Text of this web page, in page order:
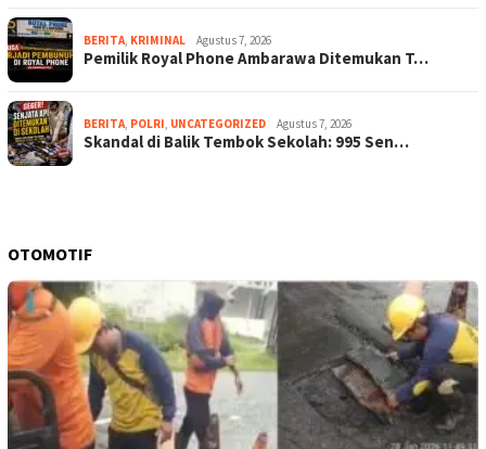
BERITA KRIMINAL Agustus 7, 2026
Pemilik Royal Phone Ambarawa Ditemukan T…
BERITA POLRI UNCATEGORIZED Agustus 7, 2026
Skandal di Balik Tembok Sekolah: 995 Sen…
OTOMOTIF